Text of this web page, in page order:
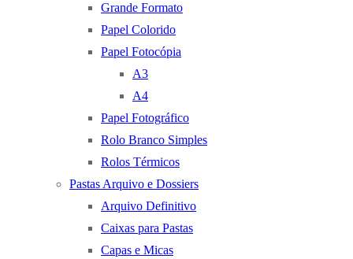
Grande Formato
Papel Colorido
Papel Fotocópia
A3
A4
Papel Fotográfico
Rolo Branco Simples
Rolos Térmicos
Pastas Arquivo e Dossiers
Arquivo Definitivo
Caixas para Pastas
Capas e Micas